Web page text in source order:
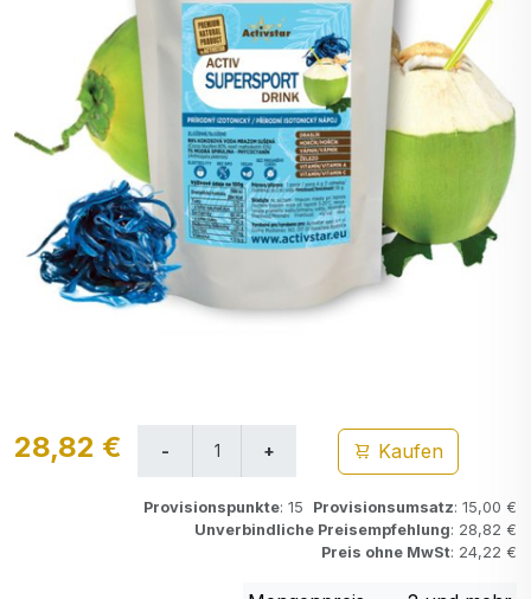
28,82 € Kaufen
Provisionspunkte: 15 Provisionsumsatz: 15,00 €
Unverbindliche Preisempfehlung: 28,82 €
Preis ohne MwSt: 24,22 €